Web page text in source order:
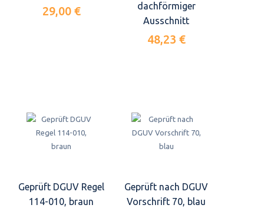
29,00 €
dachförmiger
Ausschnitt
48,23 €
Geprüft DGUV Regel
114-010, braun
Geprüft nach DGUV
Vorschrift 70, blau